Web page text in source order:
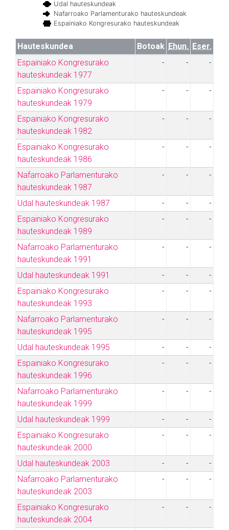
Udal hauteskundeak
Nafarroako Parlamenturako hauteskundeak
Espainiako Kongresurako hauteskundeak
Hauteskundea Botoak Ehun. Eser.
Espainiako Kongresurako
hauteskundeak 1977
- - -
Espainiako Kongresurako
hauteskundeak 1979
- - -
Espainiako Kongresurako
hauteskundeak 1982
- - -
Espainiako Kongresurako
hauteskundeak 1986
- - -
Nafarroako Parlamenturako
hauteskundeak 1987
- - -
Udal hauteskundeak 1987 - -
-
Espainiako Kongresurako
hauteskundeak 1989
- - -
Nafarroako Parlamenturako
hauteskundeak 1991
- - -
Udal hauteskundeak 1991 - -
-
Espainiako Kongresurako
hauteskundeak 1993
- - -
Nafarroako Parlamenturako
hauteskundeak 1995
- - -
Udal hauteskundeak 1995 - -
-
Espainiako Kongresurako
hauteskundeak 1996
- - -
Nafarroako Parlamenturako
hauteskundeak 1999
- - -
Udal hauteskundeak 1999 - -
-
Espainiako Kongresurako
hauteskundeak 2000
- - -
Udal hauteskundeak 2003 - -
-
Nafarroako Parlamenturako
hauteskundeak 2003
- - -
Espainiako Kongresurako
hauteskundeak 2004
- - -